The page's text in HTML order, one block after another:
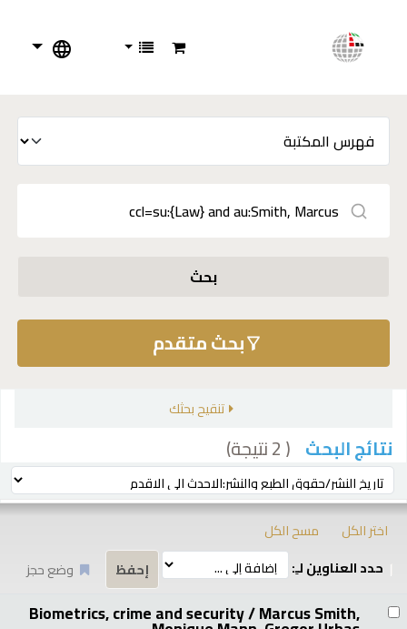
بحث
بحث متقدم
تنقيح بحثك
نتائج البحث ( 2 نتيجة)
ترتيب بواسطة:
اختر الكل
مسح الكل
حدد العناوين لـِ:
وضع حجز
Biometrics, crime and security /Marcus Smith,